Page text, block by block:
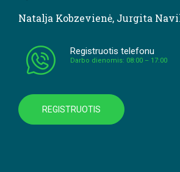
Natalja Kobzevienė, Jurgita
Registruotis telefonu
Darbo dienomis: 08:00 – 17:00
REGISTRUOTIS